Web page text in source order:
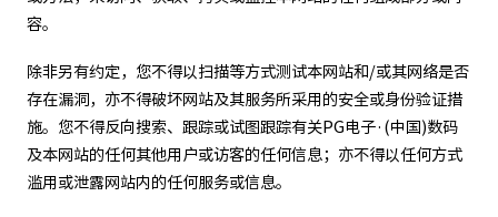
容。
除非另有约定，您不得以扫描等方式测试本网站和/或其网络是否
存在漏洞，亦不得破坏网站及其服务所采用的安全或身份验证措
施。您不得反向搜索、跟踪或试图跟踪有关PG电子·(中国)数码
及本网站的任何其他用户或访客的任何信息；亦不得以任何方式
滥用或泄露网站内的任何服务或信息。